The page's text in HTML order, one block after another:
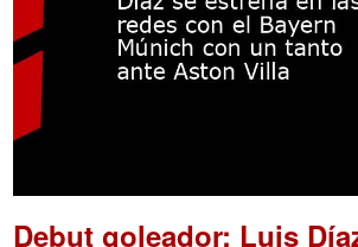
Debut goleador: Luis